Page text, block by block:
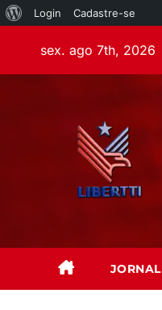
Login Cadastre-se
sex. ago 7th, 2026
JORNAL